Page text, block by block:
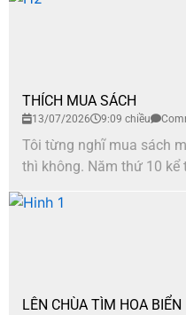
THÍCH MUA SÁCH
13/07/2026 9:09 chiều
Tôi từng nghĩ mua sách
thì không. Năm thứ 10
LÊN CHÙA TÌM HOA BIỂN